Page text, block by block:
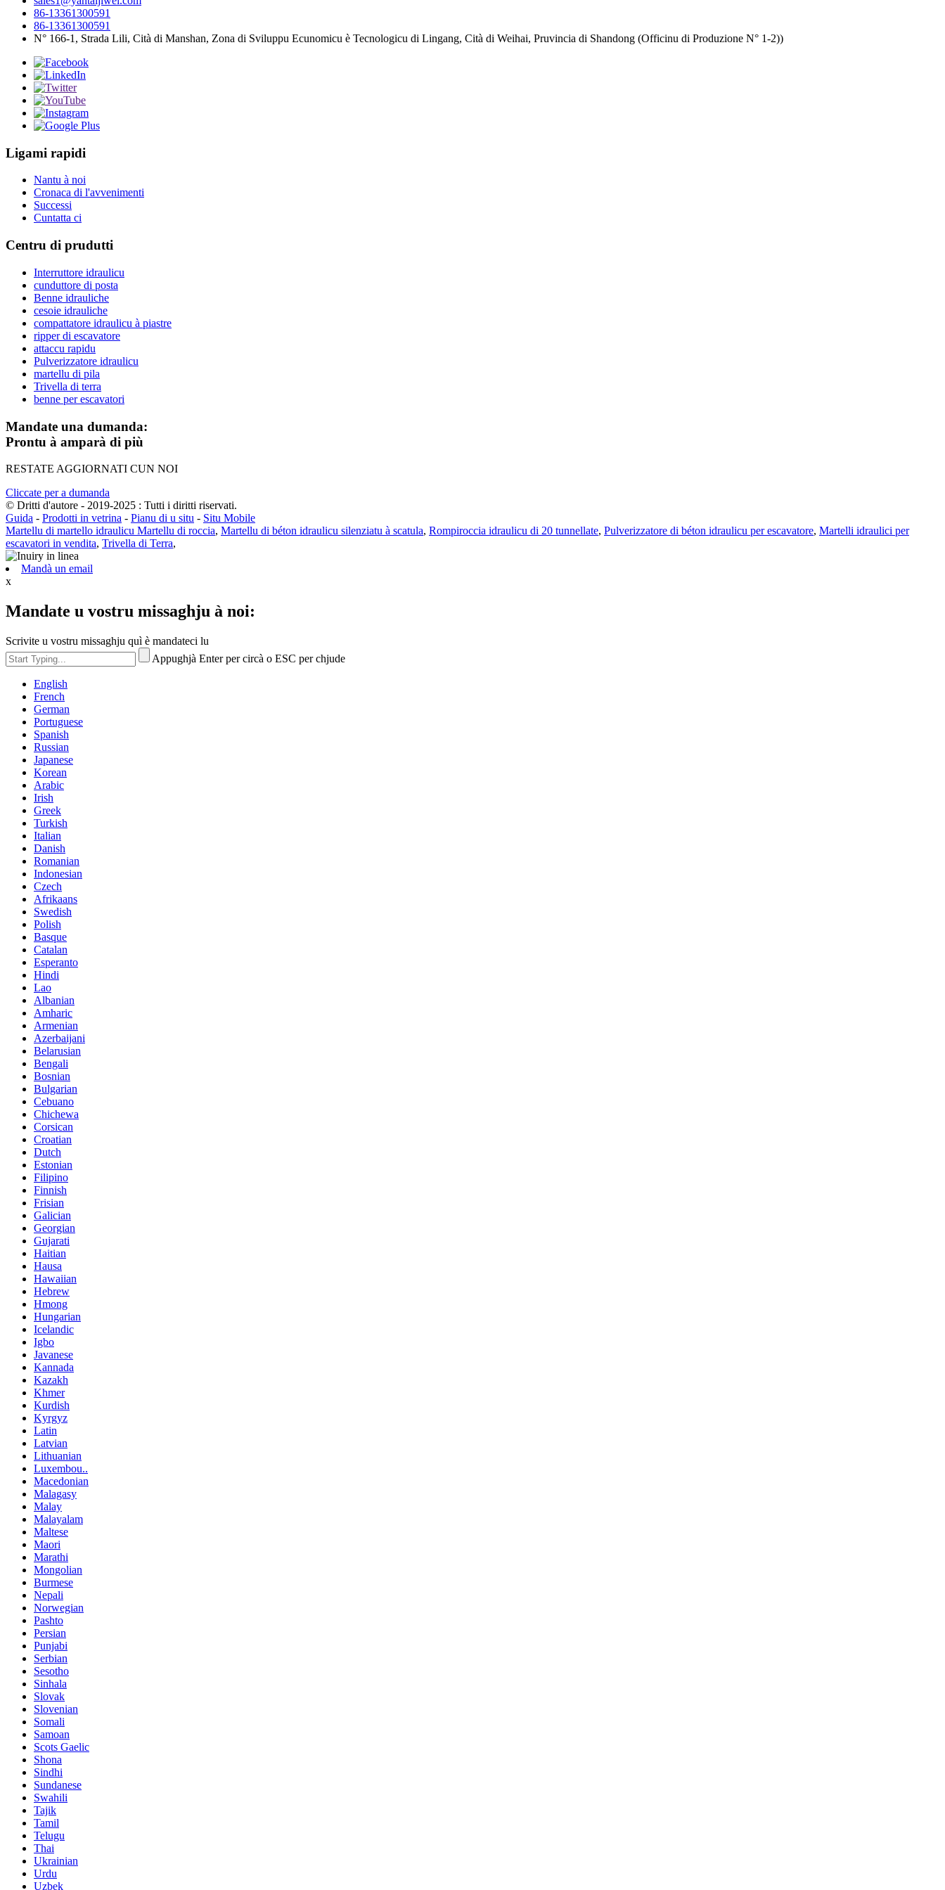
86-13361300591
86-13361300591
N° 166-1, Strada Lili, Cità di Manshan, Zona di Sviluppu Ecunomicu è Tecnologicu di Lingang, Cità di Weihai, Pruvincia di Shandong (Officinu di Produzione N° 1-2))
Ligami rapidi
Nantu à noi
Cronaca di l'avvenimenti
Successi
Cuntatta ci
Centru di prudutti
Interruttore idraulicu
cunduttore di posta
Benne idrauliche
cesoie idrauliche
compattatore idraulicu à piastre
ripper di escavatore
attaccu rapidu
Pulverizzatore idraulicu
martellu di pila
Trivella di terra
benne per escavatori
Mandate una dumanda:
Prontu à amparà di più
RESTATE AGGIORNATI CUN NOI
Cliccate per a dumanda
© Dritti d'autore - 2019-2025 : Tutti i diritti riservati.
Guida - Prodotti in vetrina - Pianu di u situ - Situ Mobile
Martellu di martello idraulicu Martellu di roccia, Martellu di béton idraulicu silenziatu à scatula, Rompiroccia idraulicu di 20 tunnellate, Pulverizzatore di béton idraulicu per escavatore, Martelli idraulici per
escavatori in vendita, Trivella di Terra,
Mandà un email
x
Mandate u vostru missaghju à noi:
Scrivite u vostru missaghju quì è mandateci lu
Appughjà Enter per circà o ESC per chjude
English
French
German
Portuguese
Spanish
Russian
Japanese
Korean
Arabic
Irish
Greek
Turkish
Italian
Danish
Romanian
Indonesian
Czech
Afrikaans
Swedish
Polish
Basque
Catalan
Esperanto
Hindi
Lao
Albanian
Amharic
Armenian
Azerbaijani
Belarusian
Bengali
Bosnian
Bulgarian
Cebuano
Chichewa
Corsican
Croatian
Dutch
Estonian
Filipino
Finnish
Frisian
Galician
Georgian
Gujarati
Haitian
Hausa
Hawaiian
Hebrew
Hmong
Hungarian
Icelandic
Igbo
Javanese
Kannada
Kazakh
Khmer
Kurdish
Kyrgyz
Latin
Latvian
Lithuanian
Luxembou..
Macedonian
Malagasy
Malay
Malayalam
Maltese
Maori
Marathi
Mongolian
Burmese
Nepali
Norwegian
Pashto
Persian
Punjabi
Serbian
Sesotho
Sinhala
Slovak
Slovenian
Somali
Samoan
Scots Gaelic
Shona
Sindhi
Sundanese
Swahili
Tajik
Tamil
Telugu
Thai
Ukrainian
Urdu
Uzbek